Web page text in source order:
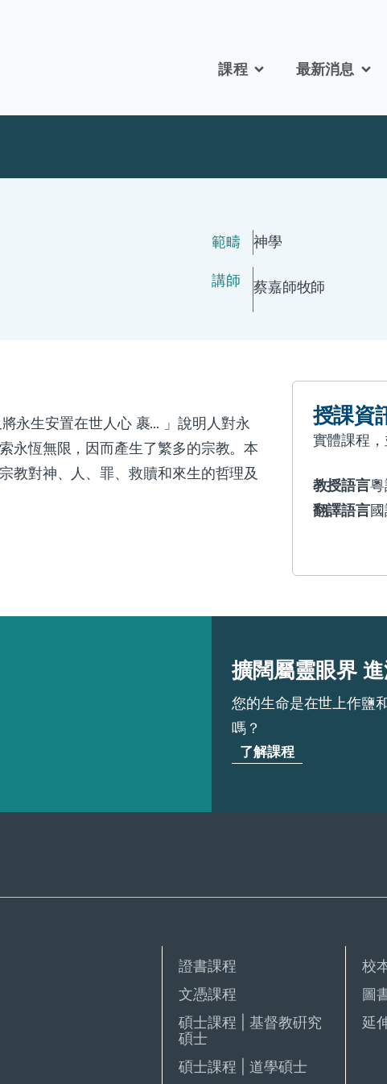
課程 最新消息
範疇
神學
講師
蔡嘉師牧師
永生安置在世人心 裹... 」說明人對永
永恆無限，因而產生了繁多的宗教。本
教對神、人、罪、救贖和來生的哲理及
授課資
實體課程
教授語言
翻譯語言
擴闊屬靈眼界
您的生命是在世上作鹽
嗎？
了解課程
證書課程
文憑課程
碩士課程 | 基督教硏究
碩士
碩士課程 | 道學碩士
校
圖
延